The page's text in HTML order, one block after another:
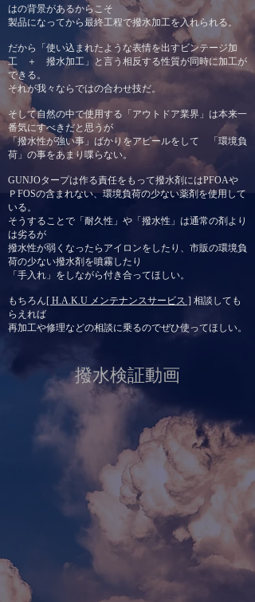
はの背景があるからこそ
製品になってから最終工程で撥水加工を入れられる。
だから「使い込まれたような表情を出すビンテージ加
工 ＋ 撥水加工」と言う相反する性質が同時に加工が
できる。
それが我々ならではの合わせ技だ。
そして自然の中で使用する「アウトドア業界」は本来一
番気にすべきだと思うが
「撥水性が強い事」ばかりをアピールをして 「環境負
荷」の事をあまり喋らない。
GUNJOタープは作る責任をもって撥水剤にはPFOAや
ＰFOSの含まれない、環境負荷の少ない薬剤を使用して
いる。
そうすることで「耐久性」や「撥水性」は通常の剤 より
は劣るが
撥水性が弱くなったらアイロンをしたり、市販の環境負
荷の少ない撥水剤を噴霧したり
「手入れ」をしながら付き合ってほしい。
もちろん[ H.A.K.U メンテナンスサービス ] 相談しても
らえれば
​再加工や修理などの相談に乗るのでぜひ使ってほしい。
撥水検証動画